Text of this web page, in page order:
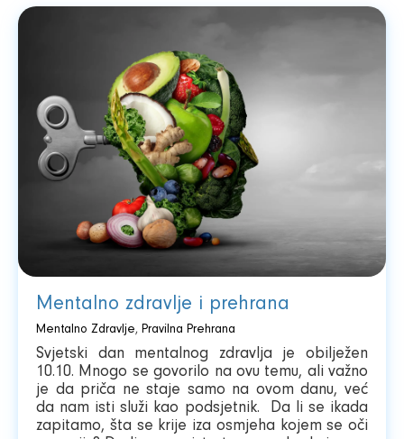
Mentalno zdravlje i prehrana
Mentalno Zdravlje, Pravilna Prehrana
Svjetski dan mentalnog zdravlja je obilježen
10.10. Mnogo se govorilo na ovu temu, ali važno
je da priča ne staje samo na ovom danu, već
da nam isti služi kao podsjetnik. Da li se ikada
zapitamo, šta se krije iza osmjeha kojem se oči